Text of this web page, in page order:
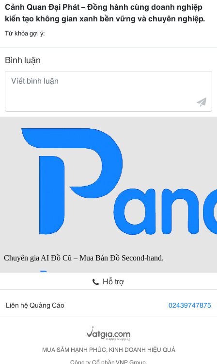
Cảnh Quan Đại Phát – Đồng hành cùng doanh nghiệp
kiến tạo không gian xanh bền vững và chuyên nghiệp.
Từ khóa gợi ý:
Bình luận
Hỗ trợ
Liên hệ Quảng Cáo 02439747875
MUA SẮM HẠNH PHÚC, KINH DOANH HIỆU QUẢ
Công ty Cổ phần VNP Group.